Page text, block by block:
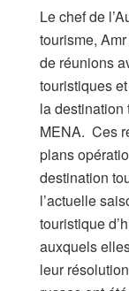
Le chef de
tourisme,
de réunions
touristiques
la
MENA. Ces
plans
destination
l’actuelle
touristique
auxquels
leur